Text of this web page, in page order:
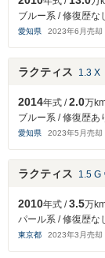
ブルー系 / 修復歴な
愛知県 2023年6 月売却
ラクティス 1.3 X
2014年式 /2.0万
ブルー系 / 修復歴あ
愛知県 2023年5 月売却
ラクティス 1.5 G
2010年式 /3.5万
パール系 / 修復歴な
東京都 2023年3 月売却